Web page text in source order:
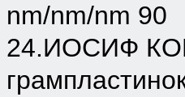
nm/nm/nm 90
24.ИОСИФ